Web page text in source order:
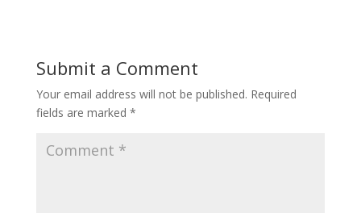
Submit a Comment
Your email address will not be published. Required
fields are marked *